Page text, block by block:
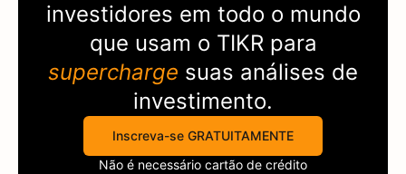
investidores em todo o mundo
que usam o TIKRpara
supercharge suas análises de
investimento.
Inscreva-se GRATUITAMENTE
Não é necessário cartão de crédito